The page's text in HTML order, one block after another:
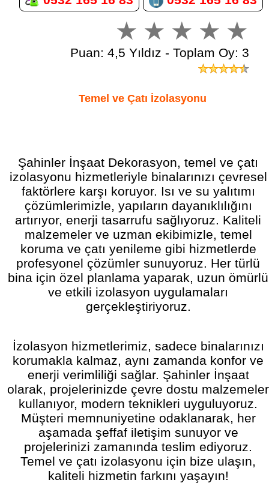
Puan: 4,5 Yıldız - Toplam Oy: 3
Temel ve Çatı İzolasyonu
Şahinler İnşaat Dekorasyon, temel ve çatı
izolasyonu hizmetleriyle binalarınızı çevresel
faktörlere karşı koruyor. Isı ve su yalıtımı
çözümlerimizle, yapıların dayanıklılığını
artırıyor, enerji tasarrufu sağlıyoruz. Kaliteli
malzemeler ve uzman ekibimizle, temel
koruma ve çatı yenileme gibi hizmetlerde
profesyonel çözümler sunuyoruz. Her türlü
bina için özel planlama yaparak, uzun ömürlü
ve etkili izolasyon uygulamaları
gerçekleştiriyoruz.
İzolasyon hizmetlerimiz, sadece binalarınızı
korumakla kalmaz, aynı zamanda konfor ve
enerji verimliliği sağlar. Şahinler İnşaat
olarak, projelerinizde çevre dostu malzemeler
kullanıyor, modern teknikleri uyguluyoruz.
Müşteri memnuniyetine odaklanarak, her
aşamada şeffaf iletişim sunuyor ve
projelerinizi zamanında teslim ediyoruz.
Temel ve çatı izolasyonu için bize ulaşın,
kaliteli hizmetin farkını yaşayın!